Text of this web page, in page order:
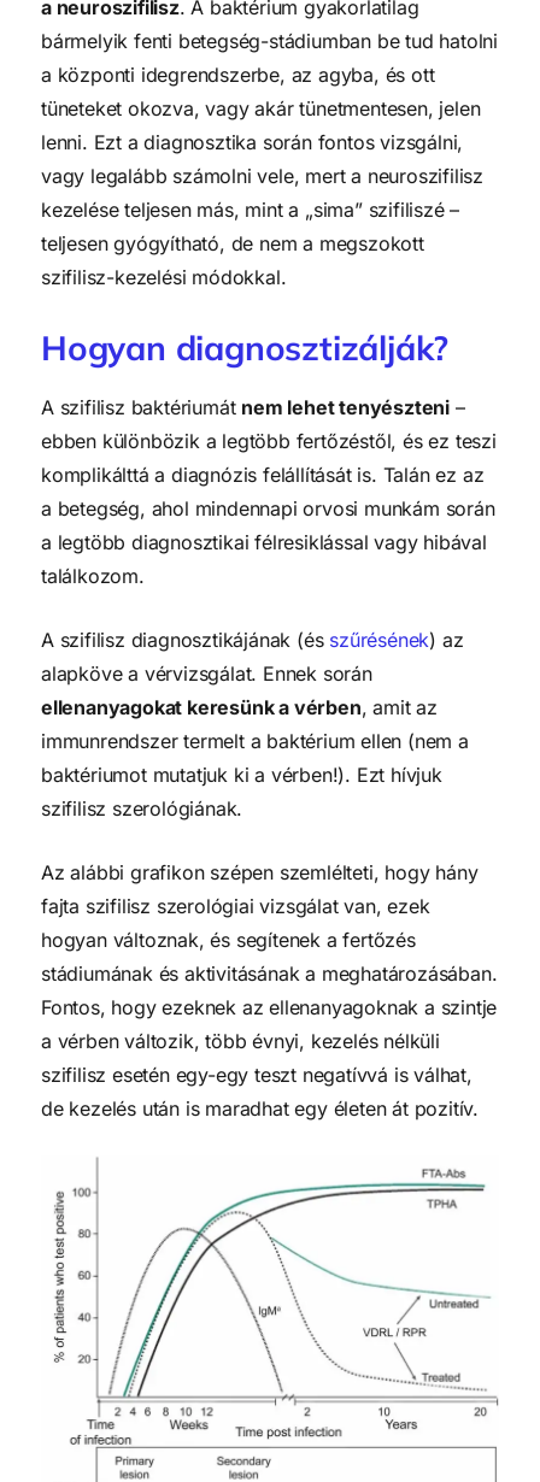
a neuroszifilisz. A baktérium gyakorlatilag
bármelyik fenti betegség-stádiumban be tud hatolni
a központi idegrendszerbe, az agyba, és ott
tüneteket okozva, vagy akár tünetmentesen, jelen
lenni. Ezt a diagnosztika során fontos vizsgálni,
vagy legalább számolni vele, mert a neuroszifilisz
kezelése teljesen más, mint a „sima” szifiliszé –
teljesen gyógyítható, de nem a megszokott
szifilisz-kezelési módokkal.
Hogyan diagnosztizálják?
A szifilisz baktériumát nem lehet tenyészteni –
ebben különbözik a legtöbb fertőzéstől, és ez teszi
komplikálttá a diagnózis felállítását is. Talán ez az
a betegség, ahol mindennapi orvosi munkám során
a legtöbb diagnosztikai félresiklással vagy hibával
találkozom.
A szifilisz diagnosztikájának (és szűrésének) az
alapköve a vérvizsgálat. Ennek során
ellenanyagokat keresünk a vérben, amit az
immunrendszer termelt a baktérium ellen (nem a
baktériumot mutatjuk ki a vérben!). Ezt hívjuk
szifilisz szerológiának.
Az alábbi grafikon szépen szemlélteti, hogy hány
fajta szifilisz szerológiai vizsgálat van, ezek
hogyan változnak, és segítenek a fertőzés
stádiumának és aktivitásának a meghatározásában.
Fontos, hogy ezeknek az ellenanyagoknak a szintje
a vérben változik, több évnyi, kezelés nélküli
szifilisz esetén egy-egy teszt negatívvá is válhat,
de kezelés után is maradhat egy életen át pozitív.